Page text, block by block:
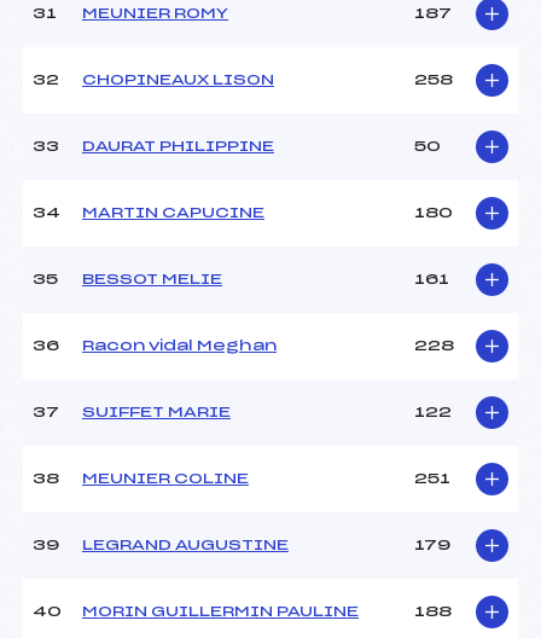
31 MEUNIER ROMY 187
32 CHOPINEAUX LISON 258
33 DAURAT PHILIPPINE 50
34 MARTIN CAPUCINE 180
35 BESSOT MELIE 161
36 Racon vidal Meghan 228
37 SUIFFET MARIE 122
38 MEUNIER COLINE 251
39 LEGRAND AUGUSTINE 179
40 MORIN GUILLERMIN PAULINE 188